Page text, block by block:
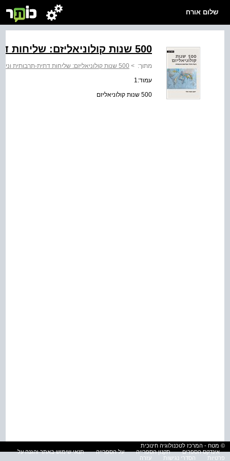
שלום אורח
500 שנות קולוניאליזם: שליחות דתית-תרבותית וניצול כלכלי
מתוך: > 500 שנות קולוניאליזם: שליחות דתית-תרבותית וניצול כלכלי
עמוד:1
500 שנות קולוניאליזם
© מטח - המרכז לטכנולוגיה חינוכית
אינדקס הספרים
תקנון הספרייה על הספרייה
תנאי שימוש באתר והגנה על
פרטיות
הסדרי נגישות עזרה